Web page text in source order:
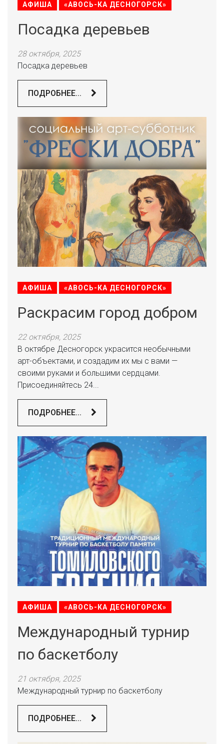
АФИША «АВОСЬ-КА ДЕСНОГОРСК»
Посадка деревьев
28 октября, 2025
Посадка деревьев
ПОДРОБНЕЕ...
АФИША «АВОСЬ-КА ДЕСНОГОРСК»
Раскрасим город добром
22 октября, 2025
В октябре Десногорск украсится необычными
арт-объектами, и создадим их мы с вами —
своими руками и большими сердцами.
Присоединяйтесь 24...
ПОДРОБНЕЕ...
АФИША «АВОСЬ-КА ДЕСНОГОРСК»
Международный турнир
по баскетболу
21 октября, 2025
Международный турнир по баскетболу
ПОДРОБНЕЕ...